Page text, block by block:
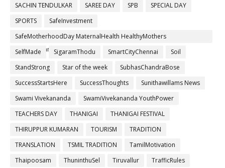
SACHIN TENDULKAR
SAREE DAY SPB
SPECIAL DAY
SPORTS
SafeInvestment
SafeMotherhoodDay MaternalHealth HealthyMothers
SafePregnancy
SelfMade SigaramThodu SmartCityChennai
Soil
StandStrong
Star of the week
SubhasChandraBose
SuccessStartsHere
SuccessThoughts
Sunithawillams News
Swami Vivekananda
SwamiVivekananda YouthPower
TEACHERS DAY
THANIGAI
THANIGAI FESTIVAL
THIRUPPUR KUMARAN
TOURISM
TRADITION
TRANSLATION
TSMIL TRADITION
TamilMotivation
Thaipoosam
ThuninthuSel Tiruvallur TrafficRules